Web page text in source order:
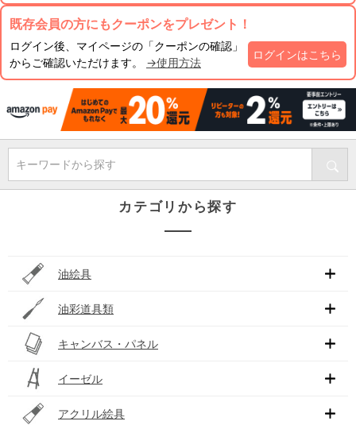
既存会員の方にもクーポンをプレゼント！
ログイン後、マイページの「クーポンの確認」
からご確認いただけます。 →使用方法
ログインはこちら
キーワードから探す
カテゴリから探す
油絵具
油彩道具類
キャンバス・パネル
イーゼル
アクリル絵具